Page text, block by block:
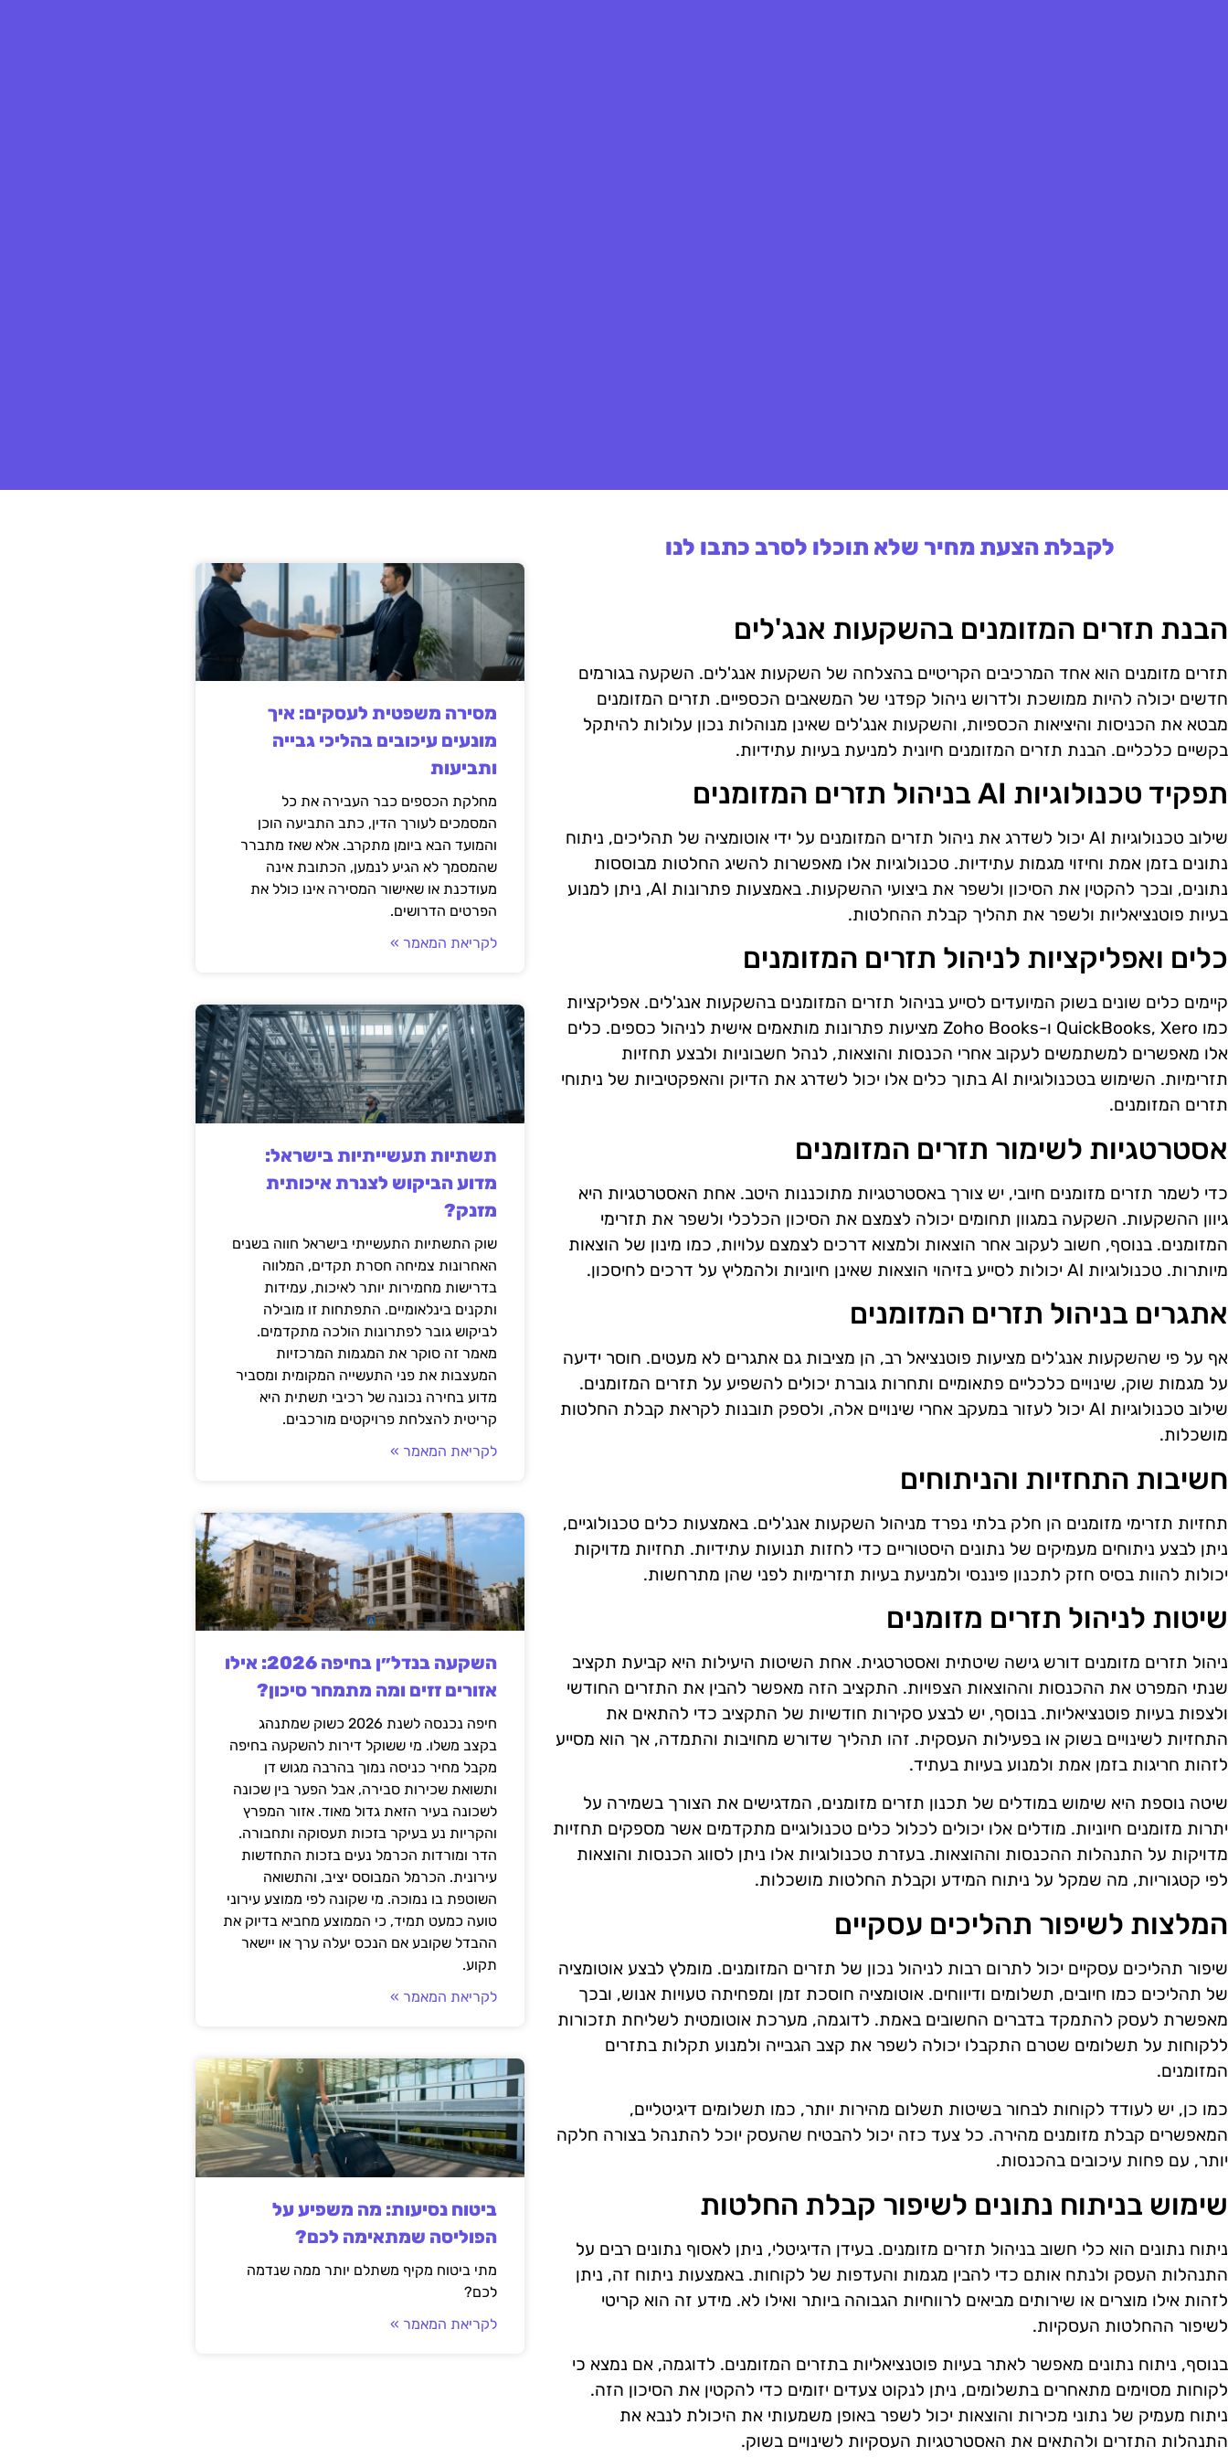
לקבלת הצעת מחיר שלא תוכלו לסרב כתבו לנו
הבנת תזרים המזומנים בהשקעות אנג'לים
תזרים מזומנים הוא אחד המרכיבים הקריטיים בהצלחה של השקעות אנג'לים. השקעה בגורמים
חדשים יכולה להיות ממושכת ולדרוש ניהול קפדני של המשאבים הכספיים. תזרים המזומנים
מבטא את הכניסות והיציאות הכספיות, והשקעות אנג'לים שאינן מנוהלות נכון עלולות להיתקל
בקשיים כלכליים. הבנת תזרים המזומנים חיונית למניעת בעיות עתידיות.
תפקיד טכנולוגיות AI בניהול תזרים המזומנים
שילוב טכנולוגיות AI יכול לשדרג את ניהול תזרים המזומנים על ידי אוטומציה של תהליכים, ניתוח
נתונים בזמן אמת וחיזוי מגמות עתידיות. טכנולוגיות אלו מאפשרות להשיג החלטות מבוססות
נתונים, ובכך להקטין את הסיכון ולשפר את ביצועי ההשקעות. באמצעות פתרונות AI, ניתן למנוע
בעיות פוטנציאליות ולשפר את תהליך קבלת ההחלטות.
כלים ואפליקציות לניהול תזרים המזומנים
קיימים כלים שונים בשוק המיועדים לסייע בניהול תזרים המזומנים בהשקעות אנג'לים. אפליקציות
כמו QuickBooks, Xero ו-Zoho Books מציעות פתרונות מותאמים אישית לניהול כספים. כלים
אלו מאפשרים למשתמשים לעקוב אחרי הכנסות והוצאות, לנהל חשבוניות ולבצע תחזיות
תזרימיות. השימוש בטכנולוגיות AI בתוך כלים אלו יכול לשדרג את הדיוק והאפקטיביות של ניתוחי
תזרים המזומנים.
אסטרטגיות לשימור תזרים המזומנים
כדי לשמר תזרים מזומנים חיובי, יש צורך באסטרטגיות מתוכננות היטב. אחת האסטרטגיות היא
גיוון ההשקעות. השקעה במגוון תחומים יכולה לצמצם את הסיכון הכלכלי ולשפר את תזרימי
המזומנים. בנוסף, חשוב לעקוב אחר הוצאות ולמצוא דרכים לצמצם עלויות, כמו מינון של הוצאות
מיותרות. טכנולוגיות AI יכולות לסייע בזיהוי הוצאות שאינן חיוניות ולהמליץ על דרכים לחיסכון.
אתגרים בניהול תזרים המזומנים
אף על פי שהשקעות אנג'לים מציעות פוטנציאל רב, הן מציבות גם אתגרים לא מעטים. חוסר ידיעה
על מגמות שוק, שינויים כלכליים פתאומיים ותחרות גוברת יכולים להשפיע על תזרים המזומנים.
שילוב טכנולוגיות AI יכול לעזור במעקב אחרי שינויים אלה, ולספק תובנות לקראת קבלת החלטות
מושכלות.
חשיבות התחזיות והניתוחים
תחזיות תזרימי מזומנים הן חלק בלתי נפרד מניהול השקעות אנג'לים. באמצעות כלים טכנולוגיים,
ניתן לבצע ניתוחים מעמיקים של נתונים היסטוריים כדי לחזות תנועות עתידיות. תחזיות מדויקות
יכולות להוות בסיס חזק לתכנון פיננסי ולמניעת בעיות תזרימיות לפני שהן מתרחשות.
שיטות לניהול תזרים מזומנים
ניהול תזרים מזומנים דורש גישה שיטתית ואסטרטגית. אחת השיטות היעילות היא קביעת תקציב
שנתי המפרט את ההכנסות וההוצאות הצפויות. התקציב הזה מאפשר להבין את התזרים החודשי
ולצפות בעיות פוטנציאליות. בנוסף, יש לבצע סקירות חודשיות של התקציב כדי להתאים את
התחזיות לשינויים בשוק או בפעילות העסקית. זהו תהליך שדורש מחויבות והתמדה, אך הוא מסייע
לזהות חריגות בזמן אמת ולמנוע בעיות בעתיד.
שיטה נוספת היא שימוש במודלים של תכנון תזרים מזומנים, המדגישים את הצורך בשמירה על
יתרות מזומנים חיוניות. מודלים אלו יכולים לכלול כלים טכנולוגיים מתקדמים אשר מספקים תחזיות
מדויקות על התנהלות ההכנסות וההוצאות. בעזרת טכנולוגיות אלו ניתן לסווג הכנסות והוצאות
לפי קטגוריות, מה שמקל על ניתוח המידע וקבלת החלטות מושכלות.
המלצות לשיפור תהליכים עסקיים
שיפור תהליכים עסקיים יכול לתרום רבות לניהול נכון של תזרים המזומנים. מומלץ לבצע אוטומציה
של תהליכים כמו חיובים, תשלומים ודיווחים. אוטומציה חוסכת זמן ומפחיתה טעויות אנוש, ובכך
מאפשרת לעסק להתמקד בדברים החשובים באמת. לדוגמה, מערכת אוטומטית לשליחת תזכורות
ללקוחות על תשלומים שטרם התקבלו יכולה לשפר את קצב הגבייה ולמנוע תקלות בתזרים
המזומנים.
כמו כן, יש לעודד לקוחות לבחור בשיטות תשלום מהירות יותר, כמו תשלומים דיגיטליים,
המאפשרים קבלת מזומנים מהירה. כל צעד כזה יכול להבטיח שהעסק יוכל להתנהל בצורה חלקה
יותר, עם פחות עיכובים בהכנסות.
שימוש בניתוח נתונים לשיפור קבלת החלטות
ניתוח נתונים הוא כלי חשוב בניהול תזרים מזומנים. בעידן הדיגיטלי, ניתן לאסוף נתונים רבים על
התנהלות העסק ולנתח אותם כדי להבין מגמות והעדפות של לקוחות. באמצעות ניתוח זה, ניתן
לזהות אילו מוצרים או שירותים מביאים לרווחיות הגבוהה ביותר ואילו לא. מידע זה הוא קריטי
לשיפור ההחלטות העסקיות.
בנוסף, ניתוח נתונים מאפשר לאתר בעיות פוטנציאליות בתזרים המזומנים. לדוגמה, אם נמצא כי
לקוחות מסוימים מתאחרים בתשלומים, ניתן לנקוט צעדים יזומים כדי להקטין את הסיכון הזה.
ניתוח מעמיק של נתוני מכירות והוצאות יכול לשפר באופן משמעותי את היכולת לנבא את
התנהלות התזרים ולהתאים את האסטרטגיות העסקיות לשינויים בשוק.
מסירה משפטית לעסקים: איך
מונעים עיכובים בהליכי גבייה
ותביעות
מחלקת הכספים כבר העבירה את כל
המסמכים לעורך הדין, כתב התביעה הוכן
והמועד הבא ביומן מתקרב. אלא שאז מתברר
שהמסמך לא הגיע לנמען, הכתובת אינה
מעודכנת או שאישור המסירה אינו כולל את
הפרטים הדרושים.
לקריאת המאמר »
תשתיות תעשייתיות בישראל:
מדוע הביקוש לצנרת איכותית
מזנק?
שוק התשתיות התעשייתי בישראל חווה בשנים
האחרונות צמיחה חסרת תקדים, המלווה
בדרישות מחמירות יותר לאיכות, עמידות
ותקנים בינלאומיים. התפתחות זו מובילה
לביקוש גובר לפתרונות הולכה מתקדמים.
מאמר זה סוקר את המגמות המרכזיות
המעצבות את פני התעשייה המקומית ומסביר
מדוע בחירה נכונה של רכיבי תשתית היא
קריטית להצלחת פרויקטים מורכבים.
לקריאת המאמר »
השקעה בנדל״ן בחיפה 2026: אילו
אזורים זזים ומה מתמחר סיכון?
חיפה נכנסה לשנת 2026 כשוק שמתנהג
בקצב משלו. מי ששוקל דירות להשקעה בחיפה
מקבל מחיר כניסה נמוך בהרבה מגוש דן
ותשואת שכירות סבירה, אבל הפער בין שכונה
לשכונה בעיר הזאת גדול מאוד. אזור המפרץ
והקריות נע בעיקר בזכות תעסוקה ותחבורה.
הדר ומורדות הכרמל נעים בזכות התחדשות
עירונית. הכרמל המבוסס יציב, והתשואה
השוטפת בו נמוכה. מי שקונה לפי ממוצע עירוני
טועה כמעט תמיד, כי הממוצע מחביא בדיוק את
ההבדל שקובע אם הנכס יעלה ערך או יישאר
תקוע.
לקריאת המאמר »
ביטוח נסיעות: מה משפיע על
הפוליסה שמתאימה לכם?
מתי ביטוח מקיף משתלם יותר ממה שנדמה
לכם?
לקריאת המאמר »